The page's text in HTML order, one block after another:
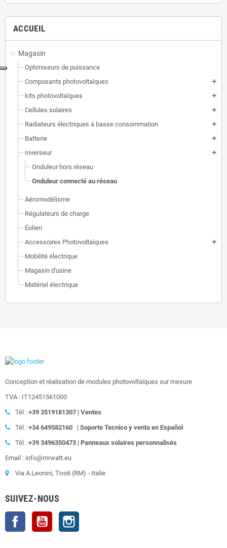
ACCUEIL
Magasin
Optimiseurs de puissance
Composants photovoltaïques
add
kits photovoltaïques add
Cellules solaires add
Radiateurs électriques à basse consommation add
Batterie add
Inverseur add
Onduleur hors réseau
Onduleur connecté au réseau
Aéromodélisme
Régulateurs de charge
Éolien
Accessoires Photovoltaïques
add
Mobilité électrique
Magasin d'usine
Matériel électrique
Conception et réalisation de modules photovoltaïques sur mesure
TVA : IT12451561000
Tél : +39 3519181307 | Ventes
Tél : +34 649582160 | Soporte Tecnico y venta en Español
Tél : +39 3496350473 | Panneaux solaires personnalisés
Email : info@mrwatt.eu
Via A.Leonini, Tivoli (RM) - Italie
SUIVEZ-NOUS
Facebook YouTube